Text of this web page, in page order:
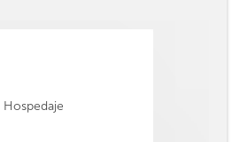
Hospedaje